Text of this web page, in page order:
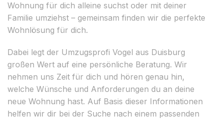
Wohnung für dich alleine suchst oder mit deiner
Familie umziehst – gemeinsam finden wir die perfekte
Wohnlösung für dich.
Dabei legt der Umzugsprofi Vogel aus Duisburg
großen Wert auf eine persönliche Beratung. Wir
nehmen uns Zeit für dich und hören genau hin,
welche Wünsche und Anforderungen du an deine
neue Wohnung hast. Auf Basis dieser Informationen
helfen wir dir bei der Suche nach einem passenden